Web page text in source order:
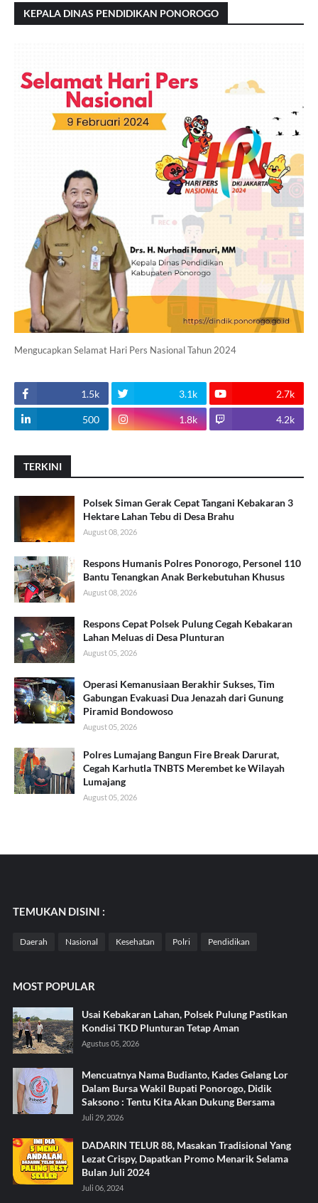
KEPALA DINAS PENDIDIKAN PONOROGO
Mengucapkan Selamat Hari Pers Nasional Tahun 2024
1.5k 3.1k 2.7k
500 1.8k 4.2k
TERKINI
Polsek Siman Gerak Cepat Tangani Kebakaran 3
Hektare Lahan Tebu di Desa Brahu
August 08, 2026
Respons Humanis Polres Ponorogo, Personel 110
Bantu Tenangkan Anak Berkebutuhan Khusus
August 08, 2026
Respons Cepat Polsek Pulung Cegah Kebakaran
Lahan Meluas di Desa Plunturan
August 05, 2026
Operasi Kemanusiaan Berakhir Sukses, Tim
Gabungan Evakuasi Dua Jenazah dari Gunung
Piramid Bondowoso
August 05, 2026
Polres Lumajang Bangun Fire Break Darurat,
Cegah Karhutla TNBTS Merembet ke Wilayah
Lumajang
August 05, 2026
TEMUKAN DISINI :
Daerah Nasional Kesehatan Polri Pendidikan
MOST POPULAR
Usai Kebakaran Lahan, Polsek Pulung Pastikan
Kondisi TKD Plunturan Tetap Aman
Agustus 05, 2026
Mencuatnya Nama Budianto, Kades Gelang Lor
Dalam Bursa Wakil Bupati Ponorogo, Didik
Saksono : Tentu Kita Akan Dukung Bersama
Juli 29, 2026
DADARIN TELUR 88, Masakan Tradisional Yang
Lezat Crispy, Dapatkan Promo Menarik Selama
Bulan Juli 2024
Juli 06, 2024